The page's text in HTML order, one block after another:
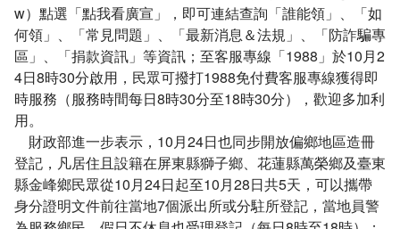
w）點選「點我看廣宣」，即可連結查詢「誰能領」、「如
何領」、「常見問題」、「最新消息＆法規」、「防詐騙專
區」、「捐款資訊」等資訊；至客服專線「1988」於10月2
4日8時30分啟用，民眾可撥打1988免付費客服專線獲得即
時服務（服務時間每日8時30分至18時30分），歡迎多加利
用。
財政部進一步表示，10月24日也同步開放偏鄉地區造冊
登記，凡居住且設籍在屏東縣獅子鄉、花蓮縣萬榮鄉及臺東
縣金峰鄉民眾從10月24日起至10月28日共5天，可以攜帶
身分證明文件前往當地7個派出所或分駐所登記，當地員警